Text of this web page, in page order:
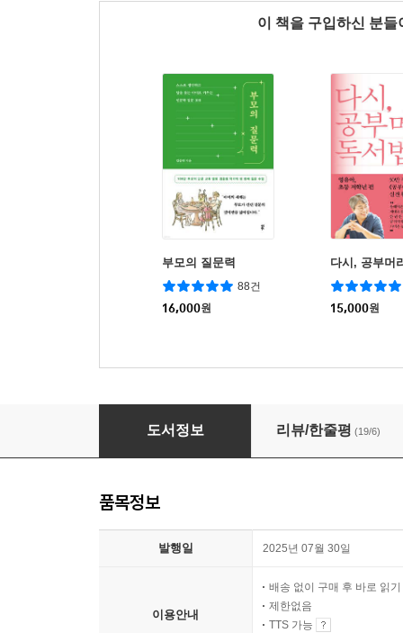
이 책을 구입하신 분
부모의 질문력
88건
16,000원
다시, 공부머
15,000원
엄마의 질문력
도서정보 리뷰/한줄평 (19/6)
품목정보
발행일 2025년 07월 30일
이용안내
배송 없이 구매 후 바로 읽기
제한없음
TTS 가능